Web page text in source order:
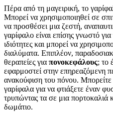
Πέρα από τη μαγειρική, το
Μπορεί να χρησιμοποιηθεί σε
να προσθέσει μια ζεστή,
γαρίφαλο είναι επίσης γνωστό
ιδιότητες και μπορεί να
διαλύματα. Επιπλέον,
θεραπείες για πονοκεφάλους; το
εφαρμοστεί στην επηρεαζόμενη
ανακούφιση του πόνου. Μπορείτε
γαρίφαλα για να φτιάξετε έναν
τρυπώντας τα σε μια πορτοκαλιά
δωμάτιο.